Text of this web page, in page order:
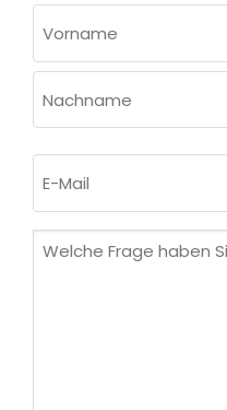
(ERFORDERLICH)
Vorname
Mail
Welche